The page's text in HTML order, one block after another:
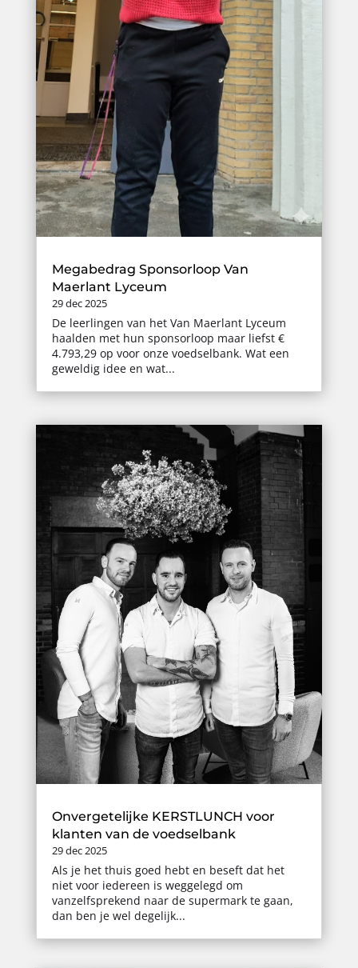
Megabedrag Sponsorloop Van
Maerlant Lyceum
29 dec 2025
De leerlingen van het Van Maerlant Lyceum
haalden met hun sponsorloop maar liefst €
4.793,29 op voor onze voedselbank. Wat een
geweldig idee en wat...
Onvergetelijke KERSTLUNCH voor
klanten van de voedselbank
29 dec 2025
Als je het thuis goed hebt en beseft dat het
niet voor iedereen is weggelegd om
vanzelfsprekend naar de supermark te gaan,
dan ben je wel degelijk...